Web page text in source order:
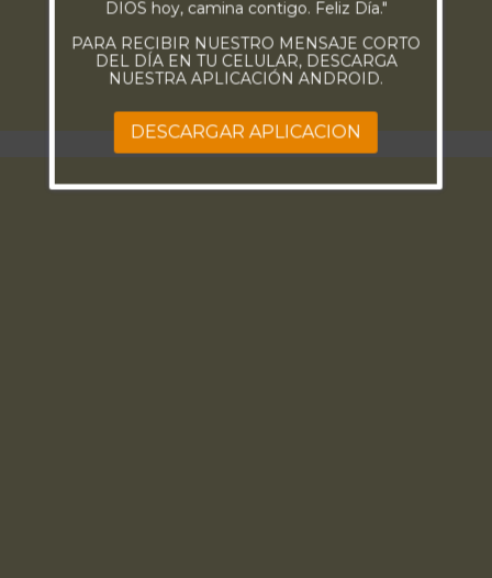
DIOS hoy, camina contigo. Feliz Día."
PARA RECIBIR NUESTRO MENSAJE CORTO
DEL DÍA EN TU CELULAR, DESCARGA
NUESTRA APLICACIÓN ANDROID.
DESCARGAR APLICACION